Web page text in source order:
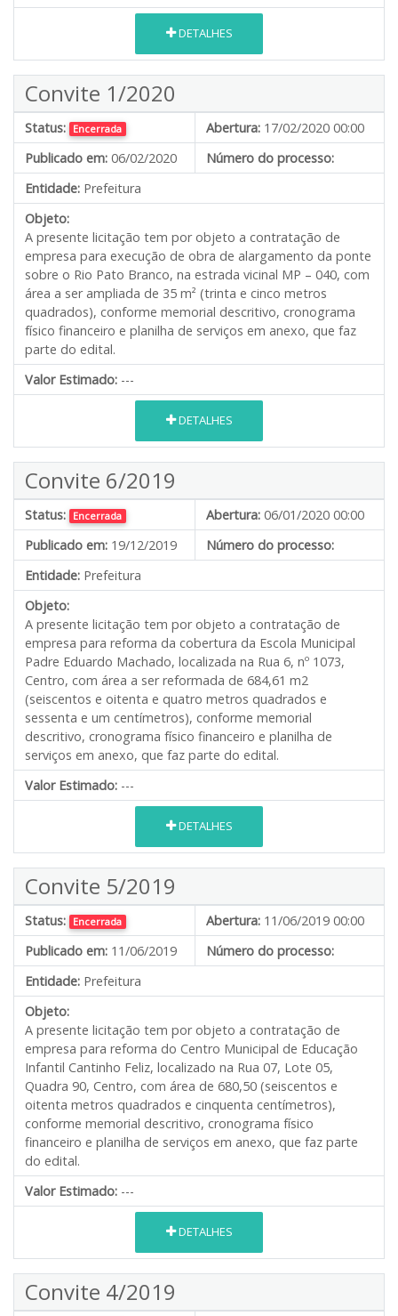
DETALHES
Convite 1/2020
Status: Encerrada Abertura: 17/02/2020 00:00
Publicado em: 06/02/2020
Número do processo:
Entidade: Prefeitura
Objeto:
A presente licitação tem por objeto a contratação de
empresa para execução de obra de alargamento da ponte
sobre o Rio Pato Branco, na estrada vicinal MP – 040, com
área a ser ampliada de 35 m² (trinta e cinco metros
quadrados), conforme memorial descritivo, cronograma
físico financeiro e planilha de serviços em anexo, que faz
parte do edital.
Valor Estimado: ---
DETALHES
Convite 6/2019
Status: Encerrada Abertura: 06/01/2020 00:00
Publicado em: 19/12/2019
Número do processo:
Entidade: Prefeitura
Objeto:
A presente licitação tem por objeto a contratação de
empresa para reforma da cobertura da Escola Municipal
Padre Eduardo Machado, localizada na Rua 6, nº 1073,
Centro, com área a ser reformada de 684,61 m2
(seiscentos e oitenta e quatro metros quadrados e
sessenta e um centímetros), conforme memorial
descritivo, cronograma físico financeiro e planilha de
serviços em anexo, que faz parte do edital.
Valor Estimado: ---
DETALHES
Convite 5/2019
Status: Encerrada Abertura: 11/06/2019 00:00
Publicado em: 11/06/2019
Número do processo:
Entidade: Prefeitura
Objeto:
A presente licitação tem por objeto a contratação de
empresa para reforma do Centro Municipal de Educação
Infantil Cantinho Feliz, localizado na Rua 07, Lote 05,
Quadra 90, Centro, com área de 680,50 (seiscentos e
oitenta metros quadrados e cinquenta centímetros),
conforme memorial descritivo, cronograma físico
financeiro e planilha de serviços em anexo, que faz parte
do edital.
Valor Estimado: ---
DETALHES
Convite 4/2019